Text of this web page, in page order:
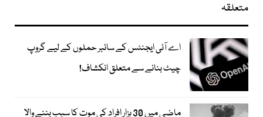
متعلقہ
اے آئی ایجنٹس کے سائبر حملوں کے لیے گروپ
چیٹ بنانے سے متعلق انکشاف!
ماضی میں 30 ہزار افراد کی موت کا سبب بننے والا